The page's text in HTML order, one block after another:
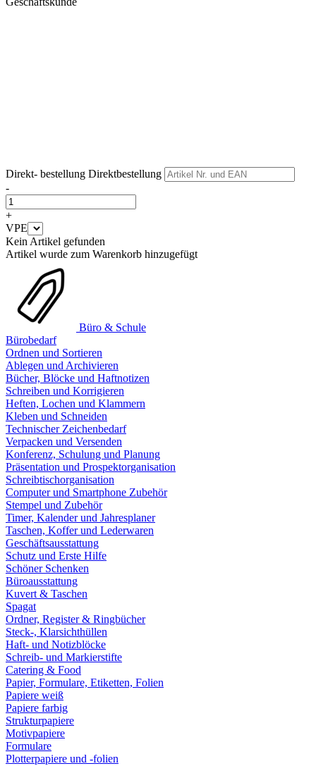
Direkt- bestellung Direktbestellung
-
+
VPE
Kein Artikel gefunden
Artikel wurde zum Warenkorb hinzugefügt
Büro & Schule
Bürobedarf
Ordnen und Sortieren
Ablegen und Archivieren
Bücher, Blöcke und Haftnotizen
Schreiben und Korrigieren
Heften, Lochen und Klammern
Kleben und Schneiden
Technischer Zeichenbedarf
Verpacken und Versenden
Konferenz, Schulung und Planung
Präsentation und Prospektorganisation
Schreibtischorganisation
Computer und Smartphone Zubehör
Stempel und Zubehör
Timer, Kalender und Jahresplaner
Taschen, Koffer und Lederwaren
Geschäftsausstattung
Schutz und Erste Hilfe
Schöner Schenken
Büroausstattung
Kuvert & Taschen
Spagat
Ordner, Register & Ringbücher
Steck-, Klarsichthüllen
Haft- und Notizblöcke
Schreib- und Markierstifte
Catering & Food
Papier, Formulare, Etiketten, Folien
Papiere weiß
Papiere farbig
Strukturpapiere
Motivpapiere
Formulare
Plotterpapiere und -folien